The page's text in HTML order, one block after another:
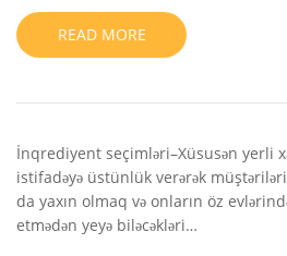
READ MORE
İnqrediyent seçimləri–Xüsusən yerli
istifadəyə üstünlük verərək
da yaxın olmaq və onların öz
etmədən yeyə biləcəkləri…